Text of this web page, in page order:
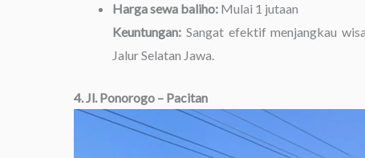
Harga sewa baliho: Mulai 1 jutaan
Keuntungan: Sangat efektif menjangkau
Jalur Selatan Jawa.
4. Jl. Ponorogo – Pacitan